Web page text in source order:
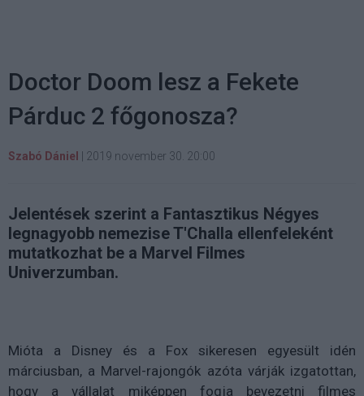
Doctor Doom lesz a Fekete
Párduc 2 főgonosza?
Szabó Dániel 2019 november 30. 20:00
Jelentések szerint a Fantasztikus Négyes
legnagyobb nemezise T'Challa ellenfeleként
mutatkozhat be a Marvel Filmes
Univerzumban.
Mióta a Disney és a Fox sikeresen egyesült idén
márciusban, a Marvel-rajongók azóta várják izgatottan,
hogy a vállalat miképpen fogja bevezetni filmes